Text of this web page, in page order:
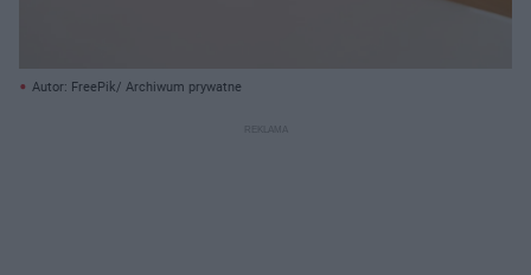
Autor: FreePik/ Archiwum prywatne